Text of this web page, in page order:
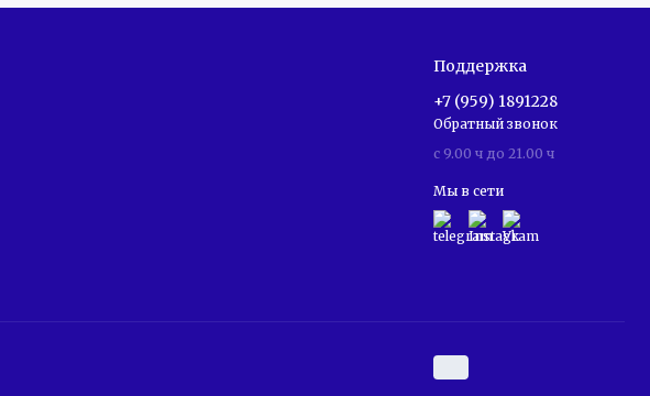
Поддержка
+7 (959) 1891228
Обратный звонок
c 9.00 ч до 21.00 ч
Мы в сети